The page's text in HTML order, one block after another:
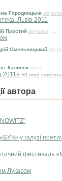
Городницька візуалка
Львів-2011
Простий візуалка
Омельницький фото
Калиняк фото
2011» +3 нові
автора
у галузі
фестиваль
Лукасом